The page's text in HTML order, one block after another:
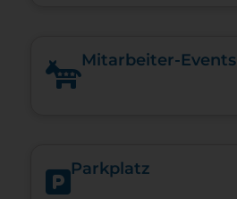
Mitarbeiter-Events
Parkplatz